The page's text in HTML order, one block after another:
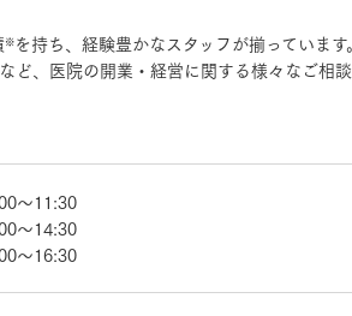
※を持ち、経験豊かなスタッフが揃っていま
、医院の開業・経営に関する様々なご相談
～11:30
～14:30
～16:30